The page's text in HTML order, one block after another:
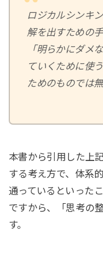
ロジカルシンキ
解を出すための
「明らかにダメ
ていくために使
ためのものでは無
本書から引用した上
する考え方で、体系
通っているといった
ですから、「思考の
す。